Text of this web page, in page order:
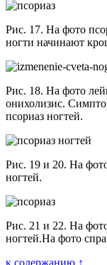
Рис. 17. На фото
ногти начинают
Рис. 18. На фото
онихолизис.
псориаз ногтей.
Рис. 19 и 20. На
ногтей.
Рис. 21 и 22. На
ногтей.На фото
к содержанию ↑